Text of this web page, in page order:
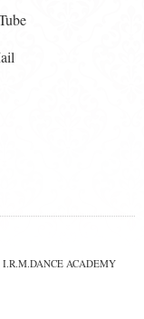
ACADEMY